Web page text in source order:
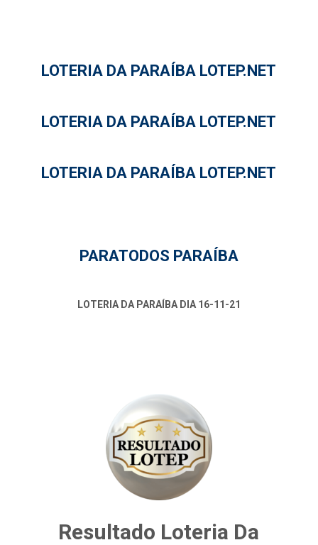
LOTERIA DA PARAÍBA LOTEP.NET
LOTERIA DA PARAÍBA LOTEP.NET
LOTERIA DA PARAÍBA LOTEP.NET
PARATODOS PARAÍBA
LOTERIA DA PARAÍBA DIA 16-11-21
Resultado Loteria Da